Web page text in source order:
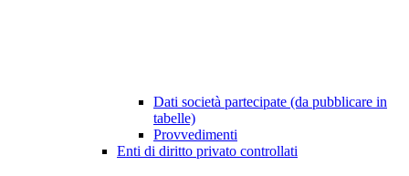
Dati società partecipate (da pubblicare in
tabelle)
Provvedimenti
Enti di diritto privato controllati